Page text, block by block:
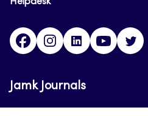
Helpdesk
FacebookInstagram
LinkedInYoutube
Jamk Journals